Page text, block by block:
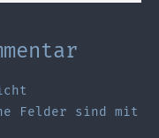
Felder sind mit